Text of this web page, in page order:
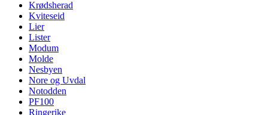
Krødsherad
Kviteseid
Lier
Lister
Modum
Molde
Nesbyen
Nore og Uvdal
Notodden
PF100
Ringerike